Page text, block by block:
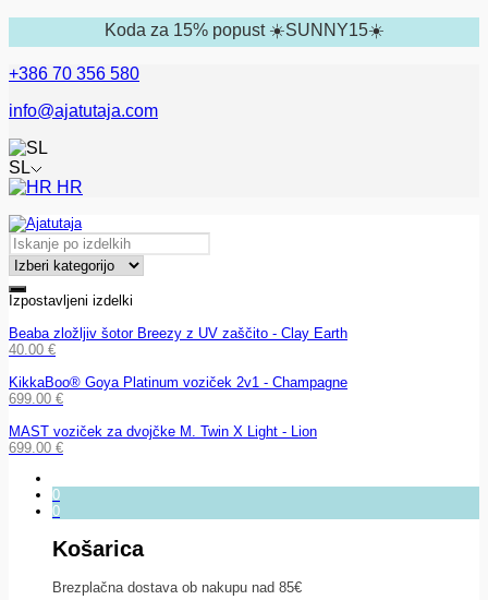
Koda za 15% popust ☀️SUNNY15☀️
+386 70 356 580
info@ajatutaja.com
SL
HR
Izpostavljeni izdelki
Beaba zložljiv šotor Breezy z UV zaščito - Clay Earth
40.00 €
KikkaBoo® Goya Platinum voziček 2v1 - Champagne
699.00 €
MAST voziček za dvojčke M. Twin X Light - Lion
699.00 €
0
0
Košarica
Brezplačna dostava ob nakupu nad 85€